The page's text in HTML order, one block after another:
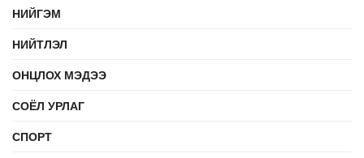
НИЙГЭМ
НИЙТЛЭЛ
ОНЦЛОХ МЭДЭЭ
СОЁЛ УРЛАГ
СПОРТ